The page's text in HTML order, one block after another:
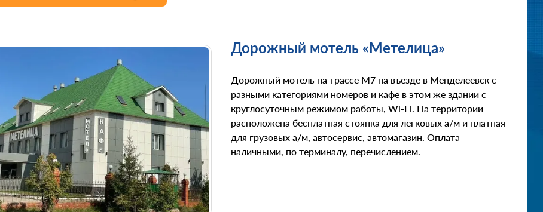
Дорожный мотель «Метелица»
Дорожный мотель на трассе М7 на въезде в Менделеевск с
разными категориями номеров и кафе в этом же здании с
круглосуточным режимом работы, Wi-Fi. На территории
расположена бесплатная стоянка для легковых а/м и платная
для грузовых а/м, автосервис, автомагазин. Оплата
наличными, по терминалу, перечислением.